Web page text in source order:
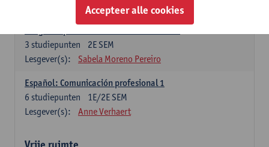
Sabela Moreno Pereiro
2E SEM
3 studiepunten
Lesgever(s):
Sabela Moreno Pereiro
Español: Comunicación profesional 1
1E/2E SEM
6 studiepunten
Lesgever(s):
Anne Verhaert
Accepteer alle cookies